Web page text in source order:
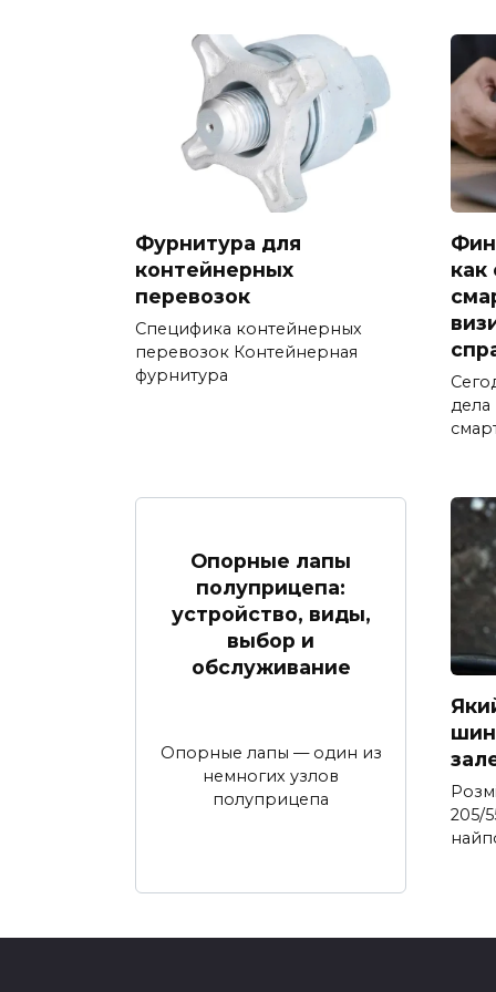
Фурнитура для
контейнерных
перевозок
Специфика контейнерных
перевозок Контейнерная
фурнитура
как
Опорные лапы
полуприцепа:
устройство, виды,
выбор и
обслуживание
Опорные лапы — один из
немногих узлов
полуприцепа
205/